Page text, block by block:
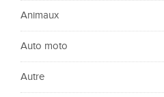
Animaux
Auto moto
Autre